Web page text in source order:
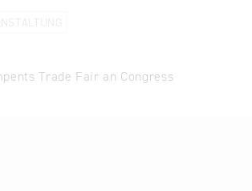
Trade Fair an Congress